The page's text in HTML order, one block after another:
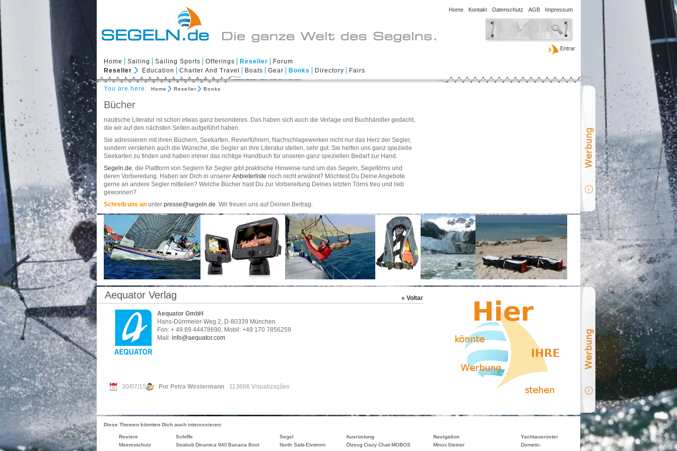
Impressum
AGB
Datenschutz
Kontakt
Home
Entrar
Home Sailing Sailing Sports Offerings Reseller
Forum
Reseller
Education Charter And Travel Boats Gear Books Directory Fairs
You are here: Home Reseller Books
Bücher
nautische Literatur ist schon etwas ganz besonderes. Das haben sich auch die Verlage und Buchhändler gedacht,
die wir auf den nächsten Seiten aufgeführt haben.
Sie adressieren mit ihren Büchern, Seekarten, Revierführern, Nachschlagewerken nicht nur das Herz der Segler,
sondern verstehen auch die Wünsche, die Segler an ihre Literatur stellen, sehr gut. Sie helfen uns ganz spezielle
Seekarten zu finden und haben immer das richtige Handbuch für unseren ganz speziellen Bedarf zur Hand.
Segeln.de , die Plattform von Seglern für Segler gibt praktische Hinweise rund um das Segeln, Segeltörns und
deren Vorbereitung. Haben wir Dich in unsererAnbieterliste noch nicht erwähnt? Möchtest Du Deine Angebote
gerne an andere Segler mitteilen? Welche Bücher hast Du zur Vorbereitung Deines letzten Törns treu und lieb
gewonnen?
Schreib uns an unter presse@segeln.de . Wir freuen uns auf Deinen Beitrag.
« Voltar
Aequator Verlag
Aequator GmbH
Hans-Dürrmeier-Weg 2, D-80339 München
Fon: + 49 89 44478690, Mobil: +49 170 7856259
Mail: info@aequator.com
30/07/15 Por Petra Westermann 113666 Visualizações
Diese Themen könnten Dich auch interessieren:
Reviere
Meeresschutz
Schiffe
Seabob Dinamica 940Banana Boot
Segel
North SailsElvstrom
Ausrüstung
Ölzeug Crazy ChairMOBOS
Navigation
MinoxSteiner
Yachtausrüster
Dometic-